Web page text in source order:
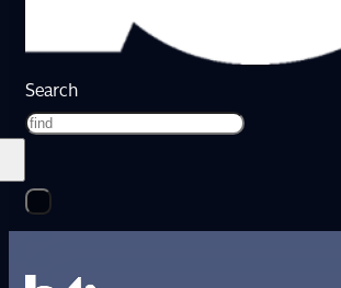
Search